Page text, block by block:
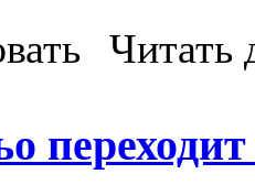
Читать